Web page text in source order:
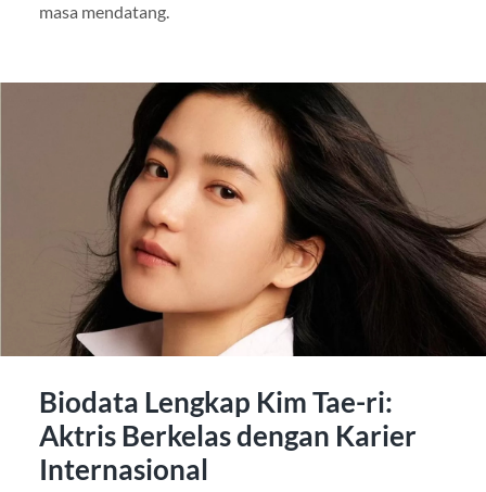
masa mendatang.
Biodata Lengkap Kim Tae-ri:
Aktris Berkelas dengan Karier
Internasional